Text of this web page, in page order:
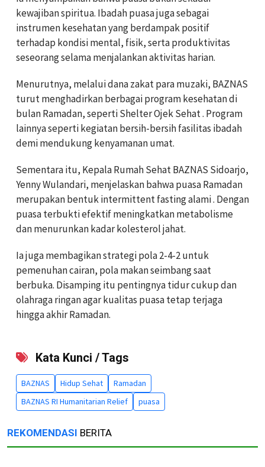
kewajiban spiritua. Ibadah puasa juga sebagai
instrumen kesehatan yang berdampak positif
terhadap kondisi mental, fisik, serta produktivitas
seseorang selama menjalankan aktivitas harian.
Menurutnya, melalui dana zakat para muzaki, BAZNAS
turut menghadirkan berbagai program kesehatan di
bulan Ramadan, seperti Shelter Ojek Sehat . Program
lainnya seperti kegiatan bersih-bersih fasilitas ibadah
demi mendukung kenyamanan umat.
Sementara itu, Kepala Rumah Sehat BAZNAS Sidoarjo,
Yenny Wulandari, menjelaskan bahwa puasa Ramadan
merupakan bentuk intermittent fasting alami . Dengan
puasa terbukti efektif meningkatkan metabolisme
dan menurunkan kadar kolesterol jahat.
Ia juga membagikan strategi pola 2-4-2 untuk
pemenuhan cairan, pola makan seimbang saat
berbuka. Disamping itu pentingnya tidur cukup dan
olahraga ringan agar kualitas puasa tetap terjaga
hingga akhir Ramadan.
Kata Kunci / Tags
BAZNAS Hidup Sehat
Ramadan
BAZNAS RI Humanitarian Relief
puasa
REKOMENDASI BERITA